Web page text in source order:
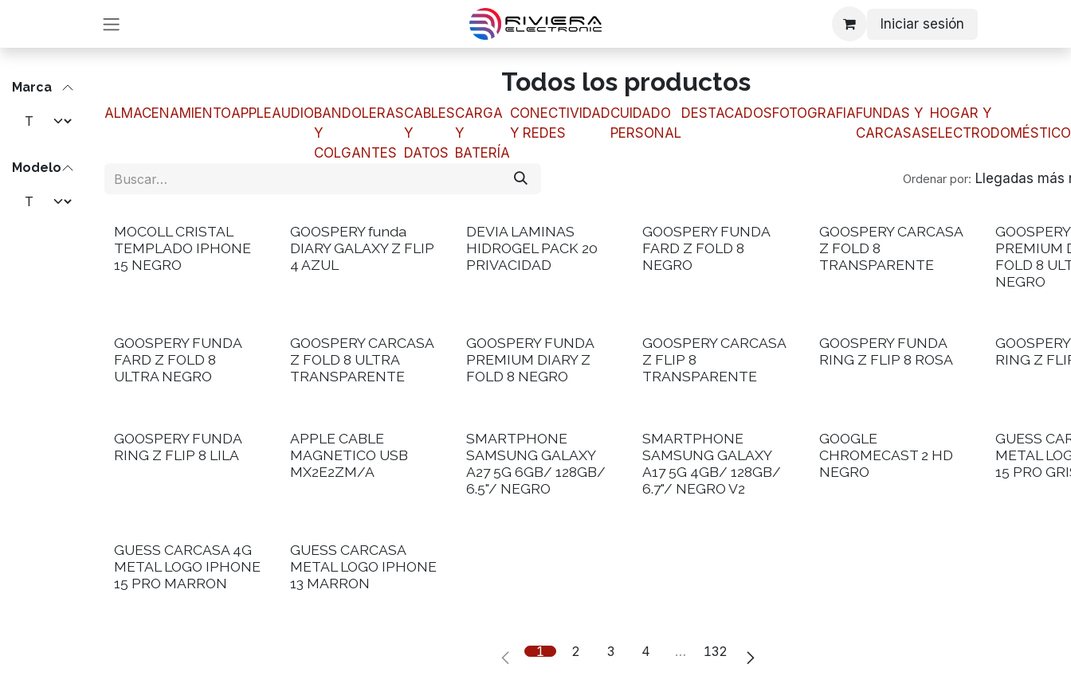
Iniciar sesión
Marca
Modelo
Todos los productos
ALMACENAMIENTOAPPLEAUDIOBANDOLERAS
Y
COLGANTES
CABLES
Y
DATOS
CARGA
Y
BATERÍA
CONECTIVIDAD
Y REDES
CUIDADO
PERSONAL
DESTACADOSFOTOGRAFIAFUNDAS Y
CARCASAS
HOGAR Y
Ordenar por: Llegadas más
MOCOLL CRISTAL
TEMPLADO IPHONE
15 NEGRO
GOOSPERY funda
DIARY GALAXY Z FLIP
4 AZUL
DEVIA LAMINAS
HIDROGEL PACK 20
PRIVACIDAD
GOOSPERY FUNDA
FARD Z FOLD 8
NEGRO
GOOSPERY CARCASA
Z FOLD 8
TRANSPARENTE
PREMIUM
FOLD 8
NEGRO
GOOSPERY FUNDA
FARD Z FOLD 8
ULTRA NEGRO
GOOSPERY CARCASA
Z FOLD 8 ULTRA
TRANSPARENTE
GOOSPERY FUNDA
PREMIUM DIARY Z
FOLD 8 NEGRO
GOOSPERY CARCASA
Z FLIP 8
TRANSPARENTE
GOOSPERY FUNDA
RING Z FLIP 8 ROSA
RING Z
GOOSPERY FUNDA
RING Z FLIP 8 LILA
APPLE CABLE
MAGNETICO USB
MX2E2ZM/A
SMARTPHONE
SAMSUNG GALAXY
A27 5G 6GB/ 128GB/
6.5"/ NEGRO
SMARTPHONE
SAMSUNG GALAXY
A17 5G 4GB/ 128GB/
6.7"/ NEGRO V2
GOOGLE
CHROMECAST 2 HD
NEGRO
GUESS
METAL
15 PRO
GUESS CARCASA 4G
METAL LOGO IPHONE
15 PRO MARRON
GUESS CARCASA
METAL LOGO IPHONE
13 MARRON
1 2 3 4 … 132